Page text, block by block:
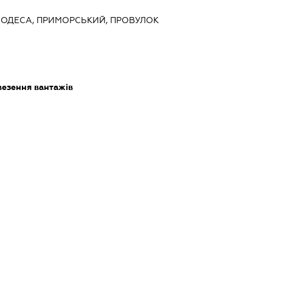
ОДЕСА, ПРИМОРСЬКИЙ, ПРОВУЛОК
вантажів